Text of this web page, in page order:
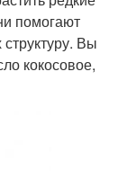
помогают
Вы
кокосовое,